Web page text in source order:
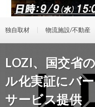
独自取材 物流施設/不動産
LOZI、国交省
ル化実証にバ
サービス提供